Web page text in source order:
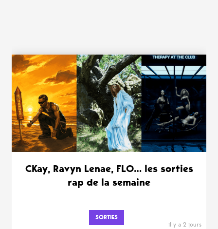
WANT MORE ?
CKay, Ravyn Lenae, FLO… les sorties
rap de la semaine
SORTIES
il y a 2 jours